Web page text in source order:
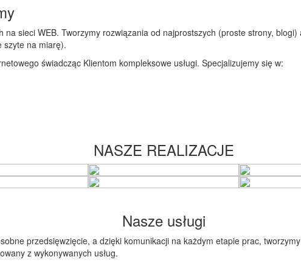
sieci WEB. Tworzymy rozwiązania od najprostszych (proste strony,
szyte na miarę).
świadcząc Klientom kompleksowe usługi. Specjalizujemy się w:
NASZE REALIZACJE
Nasze usługi
przedsięwzięcie, a dzięki komunikacji na każdym etapie prac,
z wykonywanych usług.